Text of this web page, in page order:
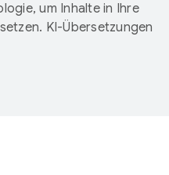
um Inhalte in Ihre
KI-Übersetzungen